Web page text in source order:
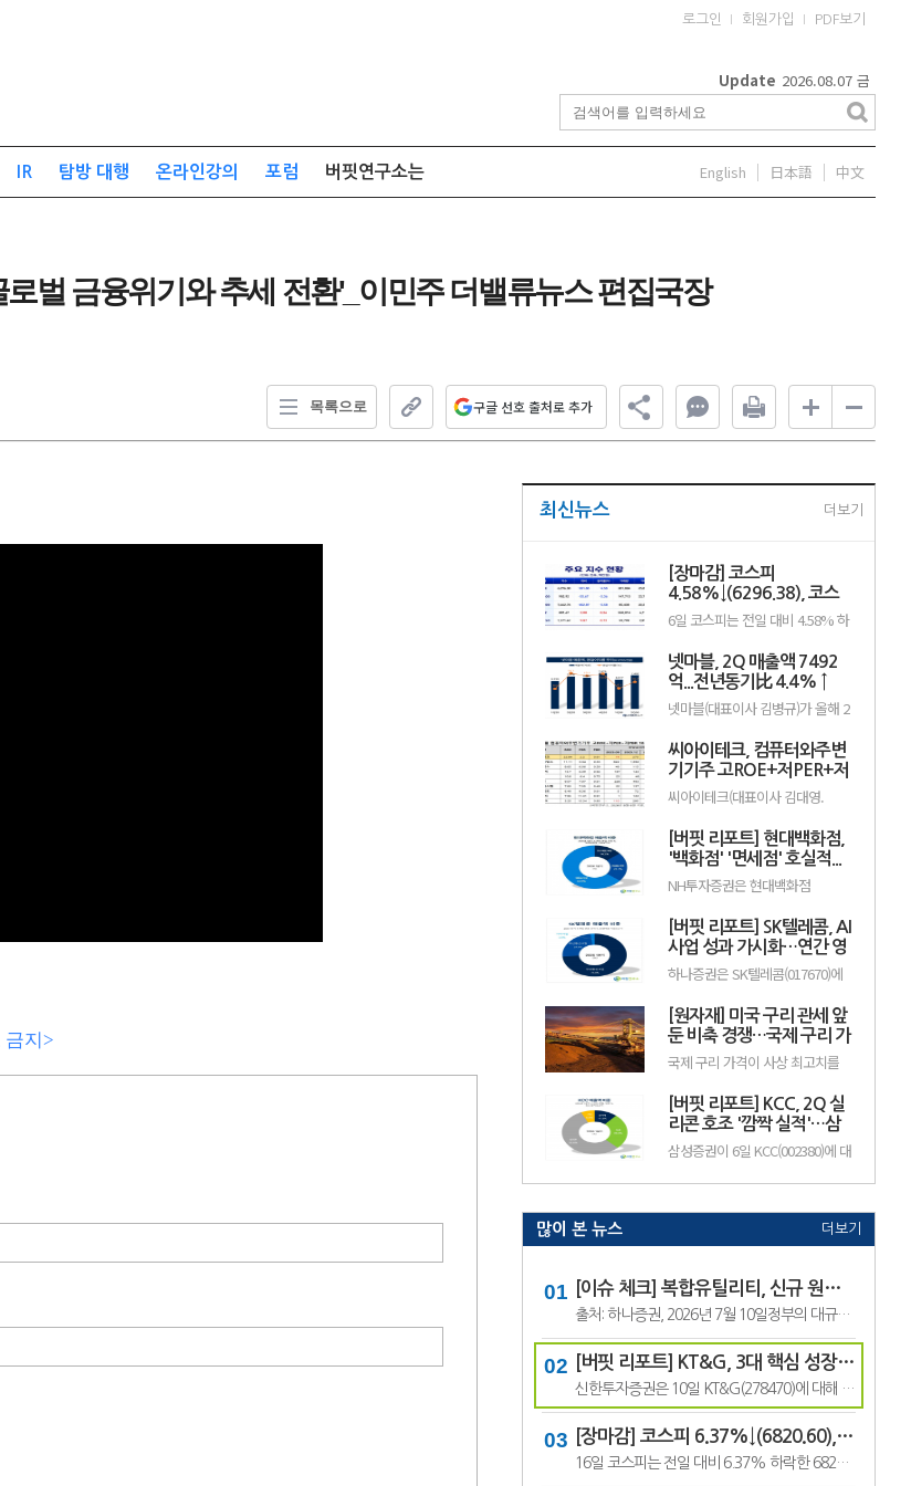
로그인 회원가입 PDF보기
Update 2026.08.07 금
IR 탐방 대행 온라인강의 포럼 버핏연구소는 English 日本語 中文
벌 금융위기와 추세 전환'_이민주 더밸류뉴스 편집국장
목록으로 구글 선호 출처로 추가
금지>
최신뉴스 더보기
[장마감] 코스피
4.58%↓(6296.38), 코스
닥 0.26%↑(801.67)
6일 코스피는 전일 대비 4.58% 하
이날 개인은 4조1084억원을 순매
수했고 외국인과 기관은 각각 4조
66억원, 2366억원을 순매도했다.
코스닥은 전일 대비 0.26% 오른
801.67포인트로 거래를 마쳤다. 개
억원을 순매수한 반면 외국인은
2923억원을 순매도했다.임정은
KB증권 연구원은 KB리서치 장...
넷마블, 2Q 매출액 7492
억...전년동기比 4.4% ↑
넷마블(대표이사 김병규)가 올해 2
분기 실적으로 매출액 7492억원,
영업이익 801억원을 기록했다고
지난 5일 밝혔다(K-IFRS 연결). 전
년동기대비 매출액은 4.4% 증가
했고, 영업이익은 20.8% 감소했
다.직전 분기와 비교하면 매출액과
늘어났으며, 현금창출능력을 나타
내는 상각전영업이익(EBITDA)은
1120억원으로 집계됐다....
씨아이테크, 컴퓨터와주변
기기주 고ROE+저PER+저
PBR 1위
씨아이테크(대표이사 김대영.
004920)가 8월 컴퓨터와주변기기
주 고ROE+저PER+저PBR 1위를
기록했다.버핏연구소 조사 결과 씨
아이테크가 8월 컴퓨터와주변기기
주 고ROE+저PER+저PBR 1위를
차지했으며, 아이디스홀딩스
이디피(332370)가 뒤를 이었다.씨
아이테크는 지난 1분기 매출액 66
억원, 영업손실 15억원으로 전년
동기대..
[버핏 리포트] 현대백화점,
'백화점' '면세점' 호실적...
지누스 실적 악화로 컨센 하
NH투자증권은 현대백화점
적 악화로 2분기 연결 실적은 시장
기대치를 밑돌았지만, 본업인 백화
점과 면세점은 기대 수준의 호실적
을 이어갔다고 평가했다. 투자의견
‘매수’를 유지했으나 목표주가는
했다. 현대백화점의 전일 종가는
11만100원이다.주영훈 NH투자증
권 연.
[버핏 리포트] SK텔레콤, AI
사업 성과 가시화…연간 영
업이익 2조원 기대 - 하나
하나증권은 SK텔레콤(017670)에
대해 인공지능(AI) 사업이 본격적
인 성장 국면에 진입하면서 실적과
배당 확대가 기대된다고 전망했다.
이에 투자의견 '매수(BUY)'와 목표
주가 14만원을 유지했다. SK텔레
콤의 전일종가는 9만3000원이다.
레콤의 올해 2분기 연결 기준 영업
이익은 5660억원으로 시장 기대치
를 웃돌.
[원자재] 미국 구리 관세 앞
둔 비축 경쟁…국제 구리 가
격 사상 최고치 경신
국제 구리 가격이 사상 최고치를
미국의 추가 구리 관세 부과를 앞
두고 기업들이 미리 물량 확보에
나선 데다, 미국 외 지역에서는 공
급 부족과 생산 차질까지 겹치면서
가격이 빠르게 상승한 것으로 풀이
소(COMEX)의 9월물 구리 가격은
2040만원)까.
[버핏 리포트] KCC, 2Q 실
리콘 호조 '깜짝 실적'…삼
성물산 배당 유입도 긍정적
삼성증권이 6일 KCC(002380)에 대
해 "실리콘과 건자재 부문의 수익
성 회복으로 2분기 깜짝 실적을 달
로 한 주주환원 정책이 기대되지만
최근 주가 약세를 보이고 있다"며
투자의견 '매수'를 유지하고 목표
KCC의 전일종가는 43만2000원이
다.조현렬 삼성증권 애널리스트...
많이 본 뉴스 더보기
[이슈 체크] 복합유틸리티, 신규 원전 최대 4기 가능성…한국전력 장기 성장 기대
출처: 하나증권, 2026년 7월 10일정부의 대규모 산업 투자로 전력 수요가 늘어날 것으로 예상되면서 제12차 전력수급기본계획에 신규 원전과 액화천연가스(LNG) 발전 설비 확대가 포함될 가능성이 있다는 분석이 나왔다.올해 발표가 예상됐던 제12차 전력수급기본계획 최종안은 정부의 3대 메가프로젝트 관련 내용을 반영하면서 발표 시점이 늦.
[버핏 리포트] KT&G, 3대 핵심 성장 산업·신성장동력 통해 견조한 주가 기대 – 신한
신한투자증권은 10일 KT&G(278470)에 대해 3대 핵심 성장 산업(전자담배, 글로벌, 건기식)과 니코틴 파우치 등 신성장동력이 견조한 주가를 만들 것이라며, 투자의견 ‘매수’와 목표주가 22만원을 유지했다. KT&G의 전일 종가는 17만6400원이다.조상훈 신한투자증권 애널리스트는 “2분기 매출액 1조6630억원(+7.4%, 이하 전년동기대비), 영업...
[장마감] 코스피 6.37%↓(6820.60), 코스닥 4.53%↓(791.84)
16일 코스피는 전일 대비 6.37% 하락한 6820.60포인트로 마감했다. 이날 개인은 3조6606억원을 순매수했고 외국인과 기관은 각각 1조3920억원, 2조3682억원을 순매도했다.코스닥은 전일 대비 4.53% 내린 791.84포인트로 거래를 마쳤다. 개인은 4467억원을 순매수한 반면 외국인과 기관은 각각 3065억원, 1563억원을 순매도했다.임정은 KB증권 연구원은 KB리서...